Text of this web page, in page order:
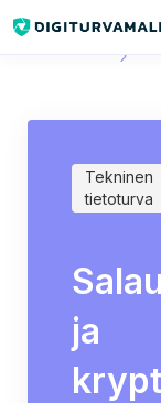
Tekninen
tietoturva
ja